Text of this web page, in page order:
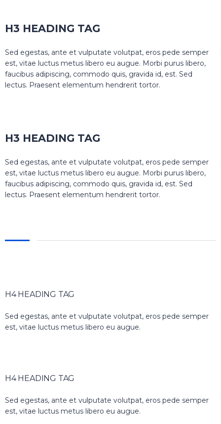
H3 HEADING TAG
Sed egestas, ante et vulputate volutpat, eros pede semper
est, vitae luctus metus libero eu augue. Morbi purus libero,
faucibus adipiscing, commodo quis, gravida id, est. Sed
lectus. Praesent elementum hendrerit tortor.
H3 HEADING TAG
Sed egestas, ante et vulputate volutpat, eros pede semper
est, vitae luctus metus libero eu augue. Morbi purus libero,
faucibus adipiscing, commodo quis, gravida id, est. Sed
lectus. Praesent elementum hendrerit tortor.
H4 HEADING TAG
Sed egestas, ante et vulputate volutpat, eros pede semper
est, vitae luctus metus libero eu augue.
H4 HEADING TAG
Sed egestas, ante et vulputate volutpat, eros pede semper
est, vitae luctus metus libero eu augue.